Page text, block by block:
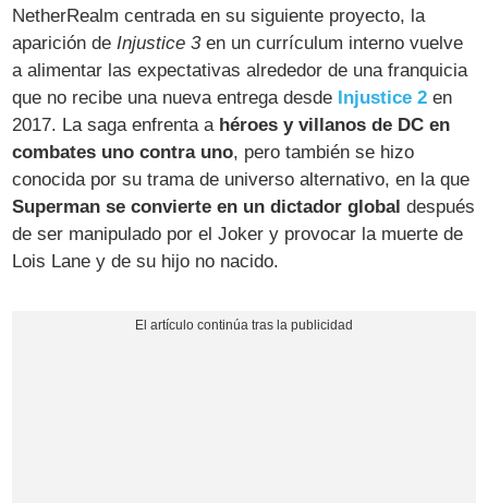
NetherRealm centrada en su siguiente proyecto, la
aparición de Injustice 3en un currículum interno vuelve
a alimentar las expectativas alrededor de una franquicia
que no recibe una nueva entrega desde Injustice 2 en
2017. La saga enfrenta a héroes y villanos de DC en
combates uno contra uno, pero también se hizo
conocida por su trama de universo alternativo, en la que
Superman se convierte en un dictador global después
de ser manipulado por el Joker y provocar la muerte de
Lois Lane y de su hijo no nacido.